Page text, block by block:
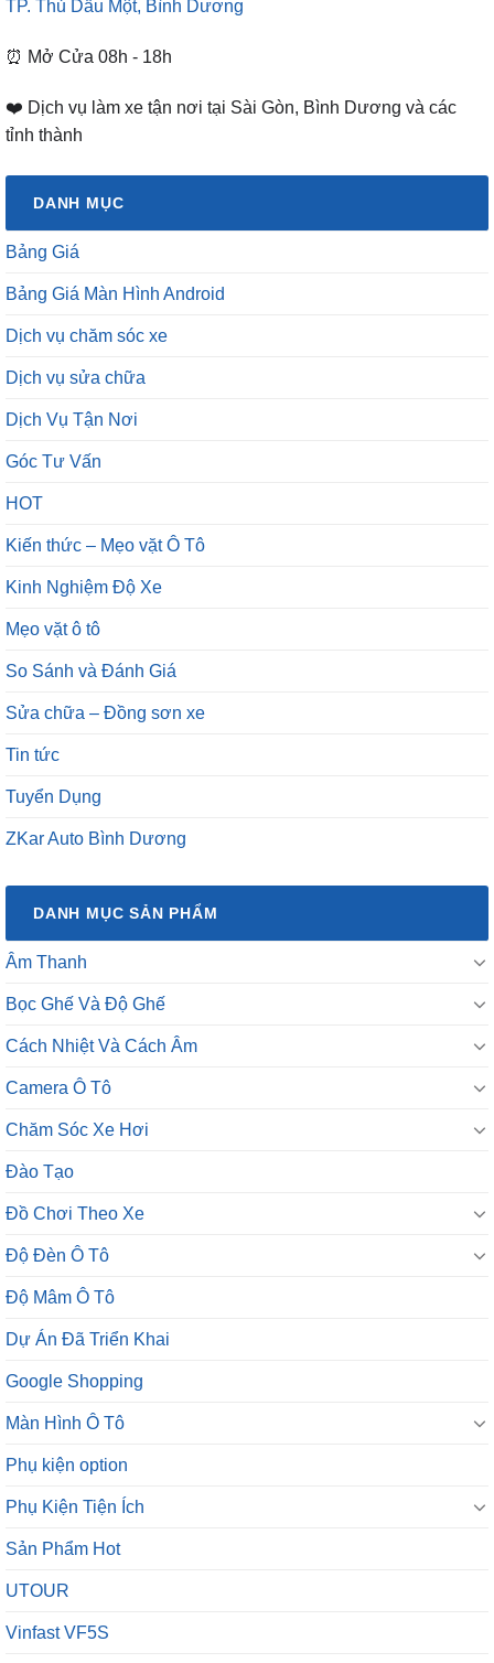
TP. Thủ Dầu Một, Bình Dương
⏰ Mở Cửa 08h - 18h
❤️ Dịch vụ làm xe tận nơi tại Sài Gòn, Bình Dương và các
tỉnh thành
DANH MỤC
Bảng Giá
Bảng Giá Màn Hình Android
Dịch vụ chăm sóc xe
Dịch vụ sửa chữa
Dịch Vụ Tận Nơi
Góc Tư Vấn
HOT
Kiến thức – Mẹo vặt Ô Tô
Kinh Nghiệm Độ Xe
Mẹo vặt ô tô
So Sánh và Đánh Giá
Sửa chữa – Đồng sơn xe
Tin tức
Tuyển Dụng
ZKar Auto Bình Dương
DANH MỤC SẢN PHẨM
Âm Thanh
Bọc Ghế Và Độ Ghế
Cách Nhiệt Và Cách Âm
Camera Ô Tô
Chăm Sóc Xe Hơi
Đào Tạo
Đồ Chơi Theo Xe
Độ Đèn Ô Tô
Độ Mâm Ô Tô
Dự Án Đã Triển Khai
Google Shopping
Màn Hình Ô Tô
Phụ kiện option
Phụ Kiện Tiện Ích
Sản Phẩm Hot
UTOUR
Vinfast VF5S